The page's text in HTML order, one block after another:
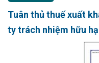
Tuân thủ thuế xuất
ty trách nhiệm hữu